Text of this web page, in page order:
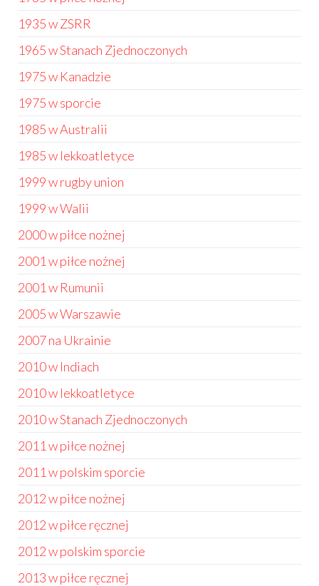
1935 w ZSRR
1965 w Stanach Zjednoczonych
1975 w Kanadzie
1975 w sporcie
1985 w Australii
1985 w lekkoatletyce
1999 w rugby union
1999 w Walii
2000 w piłce nożnej
2001 w piłce nożnej
2001 w Rumunii
2005 w Warszawie
2007 na Ukrainie
2010 w Indiach
2010 w lekkoatletyce
2010 w Stanach Zjednoczonych
2011 w piłce nożnej
2011 w polskim sporcie
2012 w piłce nożnej
2012 w piłce ręcznej
2012 w polskim sporcie
2013 w piłce ręcznej